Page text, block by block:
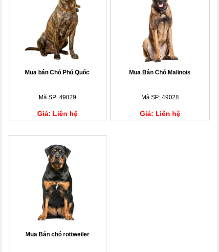
Mua bán Chó Phú Quốc
Mã SP: 49029
Giá: Liên hệ
Mua Bán Chó Malinois
Mã SP: 49028
Giá: Liên hệ
Mua Bán chó rottweiler